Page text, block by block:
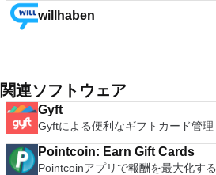
willhaben
関連ソフトウェア
Gyft
Gyftによる便利なギフトカード管理
Pointcoin: Earn Gift Cards
Pointcoinアプリで報酬を最大化する